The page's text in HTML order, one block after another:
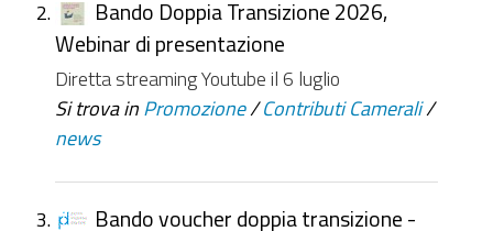
Bando Doppia Transizione 2026,
Webinar di presentazione
Diretta streaming Youtube il 6 luglio
Si trova in Promozione /Contributi Camerali /
news
Bando voucher doppia transizione -